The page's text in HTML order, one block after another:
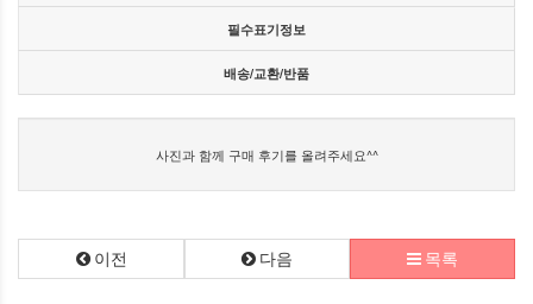
필수표기정보
배송/교환/반품
사진과 함께 구매 후기를 올려주세요^^
이전 다음 목록